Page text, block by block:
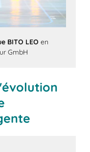
BITO LEO en
GmbH